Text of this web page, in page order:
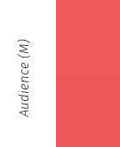
Audience (M)